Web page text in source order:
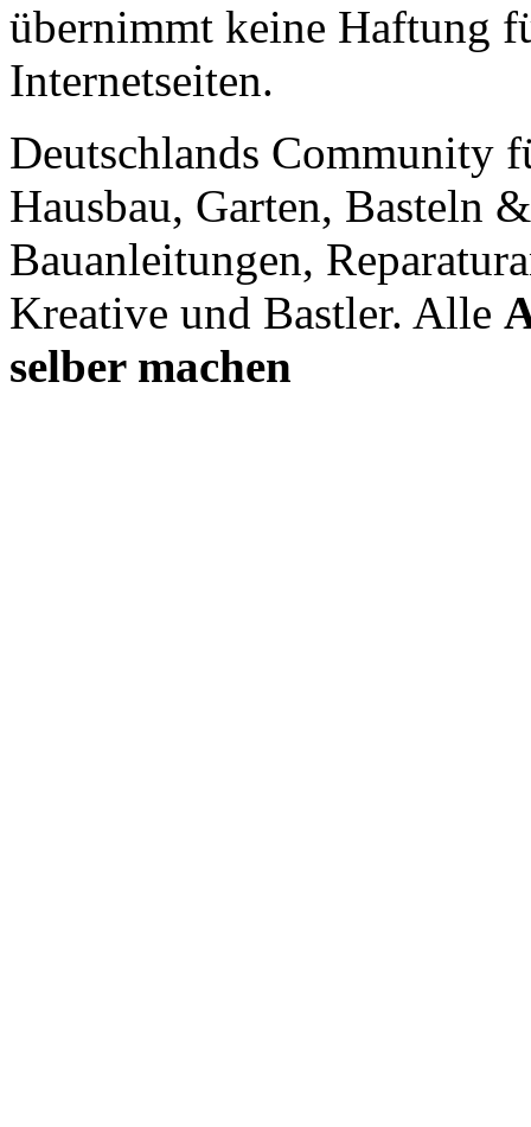
übernimmt keine Haftung
Internetseiten.
Deutschlands Community
Hausbau, Garten, Basteln
Bauanleitungen,
Kreative und Bastler. Alle
selber machen